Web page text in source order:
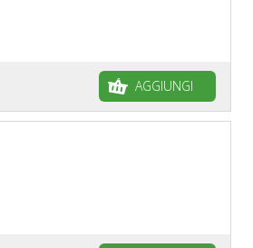
AGGIUNGI